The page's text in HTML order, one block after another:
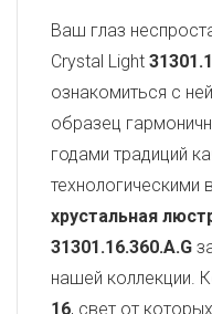
Ваш глаз
Crystal Light
ознакомиться с
образец
годами традиций
хрустальная
31301.16.360.A.G
нашей коллекции.
16, свет от